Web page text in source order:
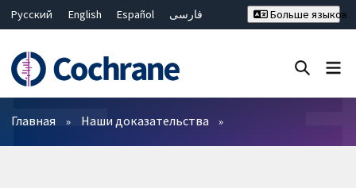
Русский English Español
فارسی
Bahasa Malaysia
ไทย
繁體中文
简体中文
Больше языков
Фильтры
Главная Наши доказательства